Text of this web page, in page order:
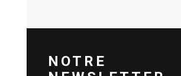
NOTRE